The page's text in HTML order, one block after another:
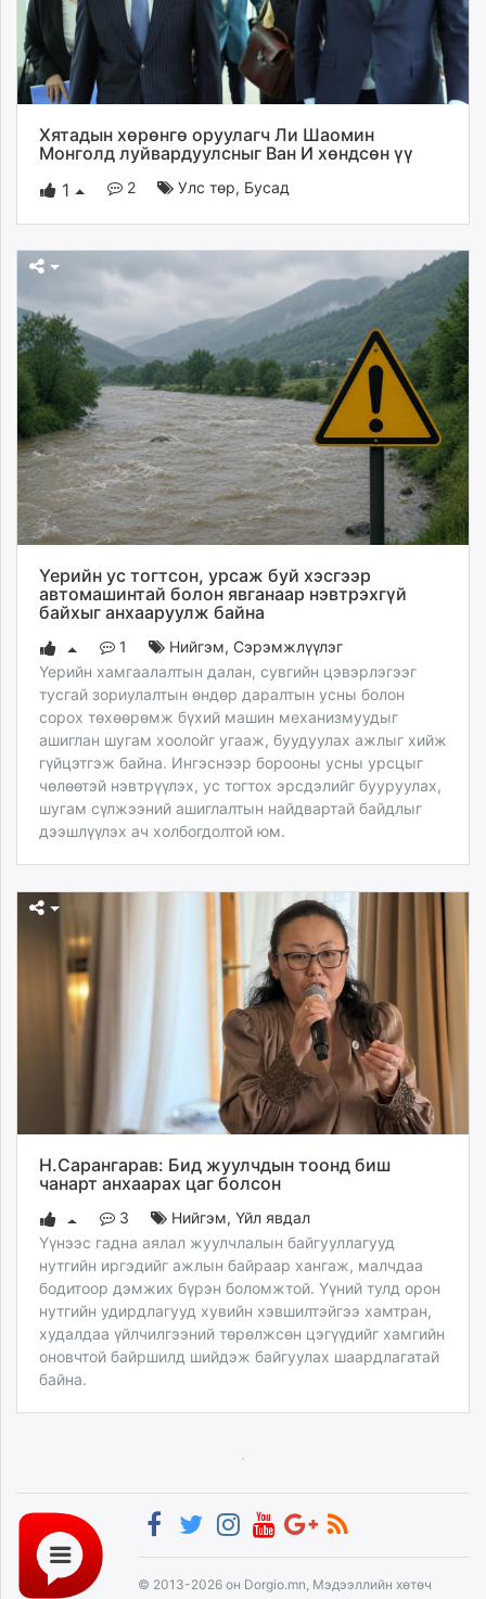
Хятадын хөрөнгө оруулагч Ли Шаомин
Монголд луйвардуулсныг Ван И хөндсөн үү
1
2 Улс төр, Бусад
Үерийн ус тогтсон, урсаж буй хэсгээр
автомашинтай болон явганаар нэвтрэхгүй
байхыг анхааруулж байна
1 Нийгэм, Сэрэмжлүүлэг
Үерийн хамгаалалтын далан, сувгийн цэвэрлэгээг
тусгай зориулалтын өндөр даралтын усны болон
сорох төхөөрөмж бүхий машин механизмуудыг
ашиглан шугам хоолойг угааж, буудуулах ажлыг хийж
гүйцэтгэж байна. Ингэснээр борооны усны урсцыг
чөлөөтэй нэвтрүүлэх, ус тогтох эрсдэлийг бууруулах,
шугам сүлжээний ашиглалтын найдвартай байдлыг
дээшлүүлэх ач холбогдолтой юм.
Н.Сарангарав: Бид жуулчдын тоонд биш
чанарт анхаарах цаг болсон
3 Нийгэм,Үйл явдал
Үүнээс гадна аялал жуулчлалын байгууллагууд
нутгийн иргэдийг ажлын байраар хангаж, малчдаа
бодитоор дэмжих бүрэн боломжтой. Үүний тулд орон
нутгийн удирдлагууд хувийн хэвшилтэйгээ хамтран,
худалдаа үйлчилгээний төрөлжсөн цэгүүдийг хамгийн
оновчтой байршилд шийдэж байгуулах шаардлагатай
байна.
© 2013-2026 он Dorgio.mn, Мэдээллийн хөтөч